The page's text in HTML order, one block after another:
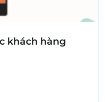
khách hàng